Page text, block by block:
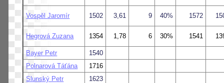
Vospěl Jaromír 1502 3,61 9 40% 1572
Hegrová Zuzana 1354 1,78 6 30% 1541
Bayer Petr
1540
Polnarová Táťána
1716
Slunský Petr
1623